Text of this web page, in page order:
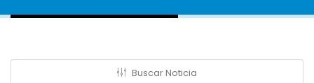
Buscar Noticia